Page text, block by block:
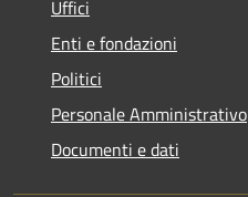
Uffici
Enti e fondazioni
Politici
Personale Amministrativo
Documenti e dati